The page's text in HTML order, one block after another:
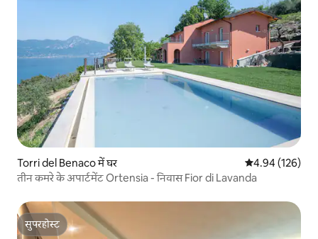
Torri del Benaco में घर औसत रेटिंग 5 में से
4.94 (126)
तीन कमरे के अपार्टमेंट Ortensia - निवास Fior di Lavanda
सुपरहोस्ट
सुपरहोस्ट